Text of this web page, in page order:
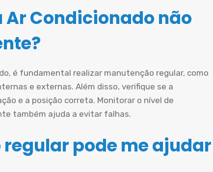
Ar Condicionado não
é fundamental realizar manutenção regular, como
e externas. Além disso, verifique se a
e a posição correta. Monitorar o nível de
também ajuda a evitar falhas.
pode me ajudar